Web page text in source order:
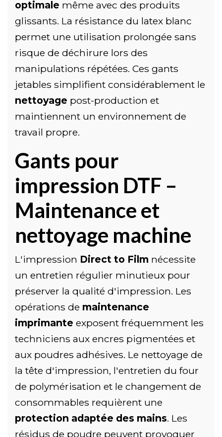
optimale même avec des produits
glissants. La résistance du latex blanc
permet une utilisation prolongée sans
risque de déchirure lors des
manipulations répétées. Ces gants
jetables simplifient considérablement le
nettoyage post-production et
maintiennent un environnement de
travail propre.
Gants pour
impression DTF –
Maintenance et
nettoyage machine
L'impression Direct to Film nécessite
un entretien régulier minutieux pour
préserver la qualité d'impression. Les
opérations de maintenance
imprimante exposent fréquemment les
techniciens aux encres pigmentées et
aux poudres adhésives. Le nettoyage de
la tête d'impression, l'entretien du four
de polymérisation et le changement de
consommables requièrent une
protection adaptée des mains. Les
résidus de poudre peuvent provoquer